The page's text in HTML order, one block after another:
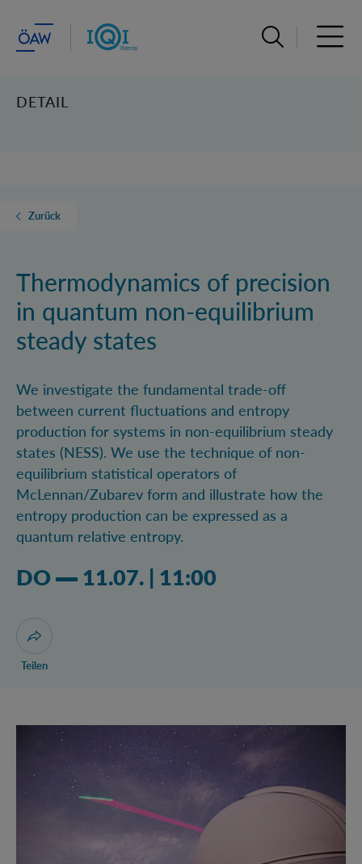
Suchleiste
DETAIL
Zurück
Thermodynamics of precision
in quantum non-equilibrium
steady states
We investigate the fundamental trade-off
between current fluctuations and entropy
production for systems in non-equilibrium steady
states (NESS). We use the technique of non-
equilibrium statistical operators of
McLennan/Zubarev form and illustrate how the
entropy production can be expressed as a
quantum relative entropy.
Donnerstag 11.07.2019 11:07 Uhr
DO 11.07. | 11:00
Dialog zum Teilen der Seite öffnen
Teilen